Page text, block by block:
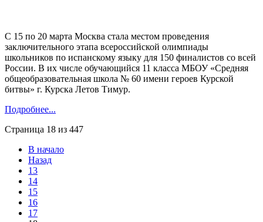
С 15 по 20 марта Москва стала местом проведения
заключительного этапа всероссийской олимпиады
школьников по испанскому языку для 150 финалистов со всей
России. В их числе обучающийся 11 класса МБОУ «Средняя
общеобразовательная школа № 60 имени героев Курской
битвы» г. Курска Летов Тимур.
Подробнее...
Страница 18 из 447
В начало
Назад
13
14
15
16
17